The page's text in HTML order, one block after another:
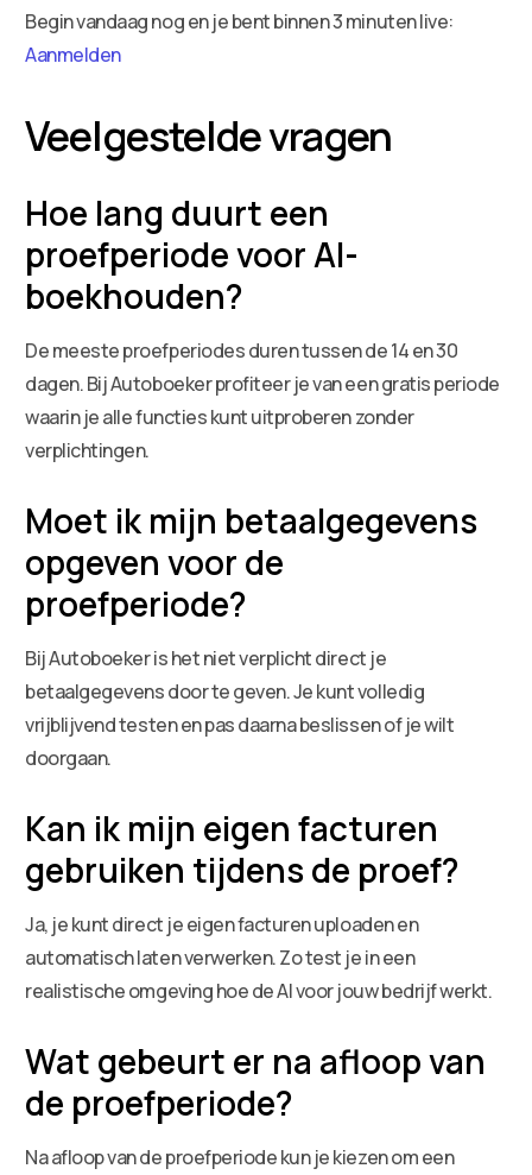
Begin vandaag nog en je bent binnen 3 minuten live:
Aanmelden
Veelgestelde vragen
Hoe lang duurt een
proefperiode voor AI-
boekhouden?
De meeste proefperiodes duren tussen de 14 en 30
dagen. Bij Autoboeker profiteer je van een gratis periode
waarin je alle functies kunt uitproberen zonder
verplichtingen.
Moet ik mijn betaalgegevens
opgeven voor de
proefperiode?
Bij Autoboeker is het niet verplicht direct je
betaalgegevens door te geven. Je kunt volledig
vrijblijvend testen en pas daarna beslissen of je wilt
doorgaan.
Kan ik mijn eigen facturen
gebruiken tijdens de proef?
Ja, je kunt direct je eigen facturen uploaden en
automatisch laten verwerken. Zo test je in een
realistische omgeving hoe de AI voor jouw bedrijf werkt.
Wat gebeurt er na afloop van
de proefperiode?
Na afloop van de proefperiode kun je kiezen om een